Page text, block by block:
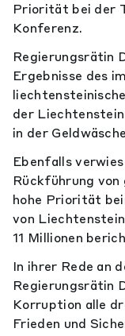
Priorität bei der
Konferenz.
Regierungsrätin
Ergebnisse des
der
in der
Ebenfalls
Rückführung
hohe Priorität
von
11 Millionen
In ihrer Rede an
Regierungsrätin
Korruption alle
Frieden und